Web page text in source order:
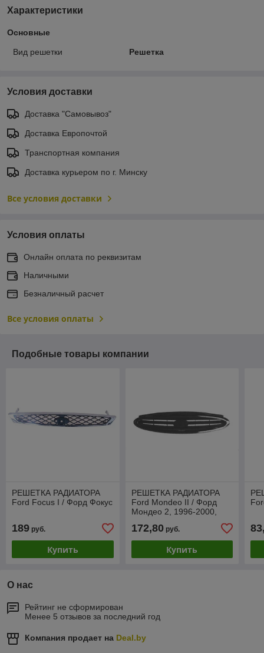
Характеристики
Основные
Вид решетки Решетка
Условия доставки
Доставка "Самовывоз"
Доставка Европочтой
Транспортная компания
Доставка курьером по г. Минску
Все условия доставки
Условия оплаты
Онлайн оплата по реквизитам
Наличными
Безналичный расчет
Все условия оплаты
Подобные товары компании
РЕШЕТКА РАДИАТОРА
Ford Focus I / Форд Фокус
189 руб.
Купить
РЕШЕТКА РАДИАТОРА
Ford Mondeo II / Форд
Мондео 2, 1996-2000,
172,80руб.
Купить
О нас
Рейтинг не сформирован
Менее 5 отзывов за последний год
Компания продает на Deal.by